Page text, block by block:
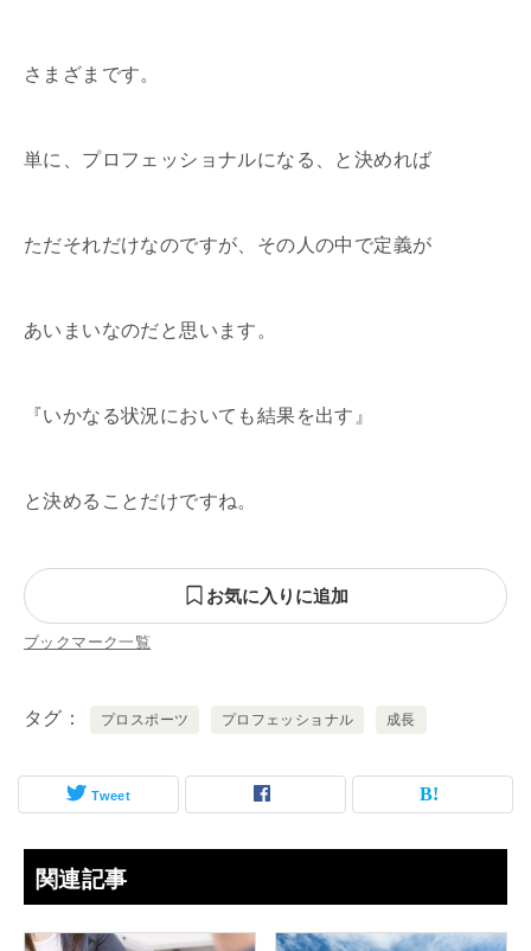
さまざまです。
単に、プロフェッショナルになる、と決めれば
ただそれだけなのですが、その人の中で定義が
あいまいなのだと思います。
『いかなる状況においても結果を出す』
と決めることだけですね。
お気に入りに追加
ブックマーク一覧
タグ プロスポーツ プロフェッショナル 成長
Tweet
関連記事